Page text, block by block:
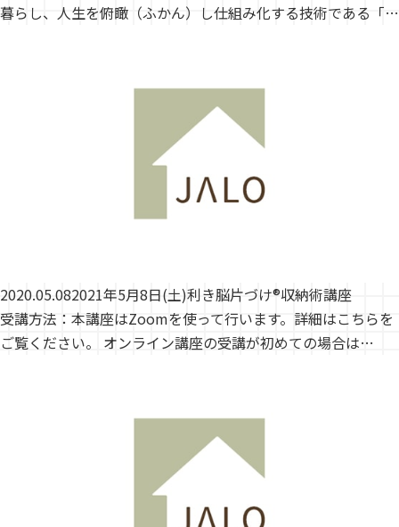
暮らし、人生を俯瞰（ふかん）し仕組み化する技術である「…
2020.05.082021年5月8日(土)利き脳片づけ®収納術講座
受講方法：本講座はZoomを使って行います。詳細はこちらを
ご覧ください。 オンライン講座の受講が初めての場合は…